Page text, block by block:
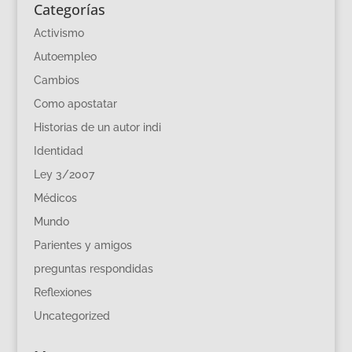
Categorías
Activismo
Autoempleo
Cambios
Como apostatar
Historias de un autor indi
Identidad
Ley 3/2007
Médicos
Mundo
Parientes y amigos
preguntas respondidas
Reflexiones
Uncategorized